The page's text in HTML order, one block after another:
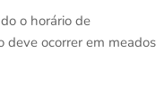
o horário de
ocorrer em meados